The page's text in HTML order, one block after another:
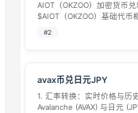
AIOT（OKZOO）加密货币
$AIOT（OKZOO）基础代币
OKZOO 生态原生 BEP-20
#2
avax币兑日元JPY
1. 汇率转换：实时价格与历
Avalanche (AVAX) 与日元